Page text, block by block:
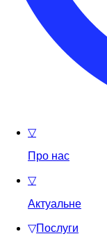
▽
Про нас
▽
Актуальне
▽Послуги